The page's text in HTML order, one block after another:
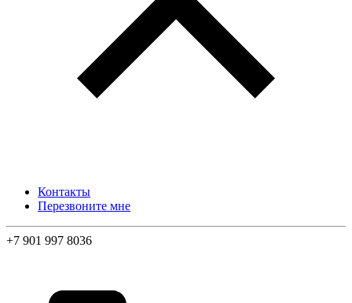
Контакты
Перезвоните мне
+7 901 997 8036